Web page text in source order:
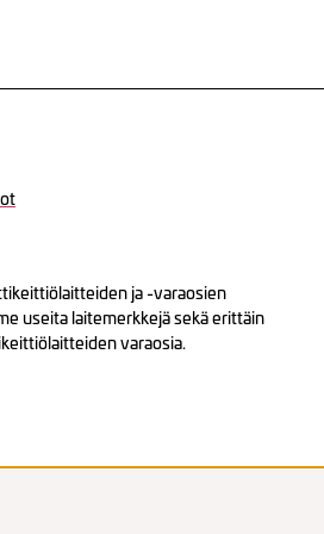
ja -varaosien
useita laitemerkkejä sekä erittäin
varaosia.